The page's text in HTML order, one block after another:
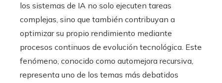
los sistemas de IA no solo ejecuten tareas
complejas, sino que también contribuyan a
optimizar su propio rendimiento mediante
procesos continuos de evolución tecnológica. Este
fenómeno, conocido como automejora recursiva,
representa uno de los temas más debatidos